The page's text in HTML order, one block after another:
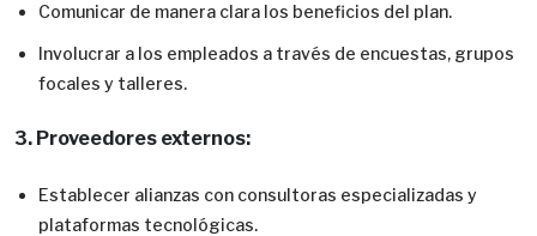
Comunicar de manera clara los beneficios del plan.
Involucrar a los empleados a través de encuestas, grupos
focales y talleres.
3. Proveedores externos:
Establecer alianzas con consultoras especializadas y
plataformas tecnológicas.